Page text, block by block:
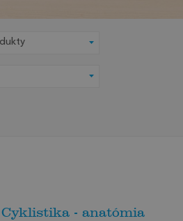
Cyklistika - anatómia